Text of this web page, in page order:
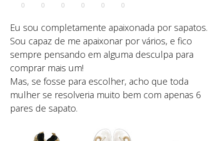
0 0 0 0 0 0
Eu sou completamente apaixonada por sapatos.
Sou capaz de me apaixonar por vários, e fico
sempre pensando em alguma desculpa para
comprar mais um!
Mas, se fosse para escolher, acho que toda
mulher se resolveria muito bem com apenas 6
pares de sapato.